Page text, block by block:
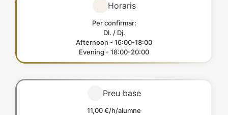
Horaris
Per confirmar:
Dl. / Dj.
Afternoon - 16:00-18:00
Evening - 18:00-20:00
Preu base
11,00 €/h/alumne